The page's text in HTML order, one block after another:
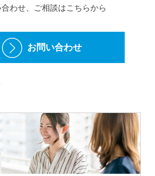
わせ、ご相談はこちらから
お問い合わせ